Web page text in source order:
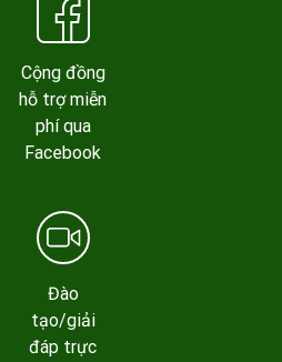
Cộng đồng
hỗ trợ miễn
phí qua
Facebook
Đào
tạo/giải
đáp trực